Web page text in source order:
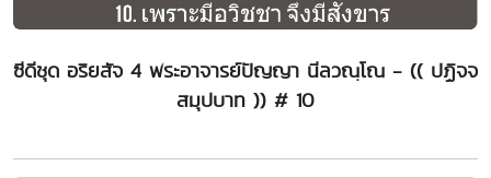
ซีดีชุด อริยสัจ 4 พระอาจารย์ปัญญา นีลวณฺโณ - (( ปฏิจจ
สมุปบาท )) # 10